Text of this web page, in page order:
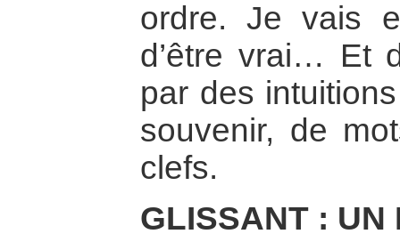
ordre. Je vais
d’être vrai… Et
par des
souvenir, de
clefs.
GLISSANT : UN